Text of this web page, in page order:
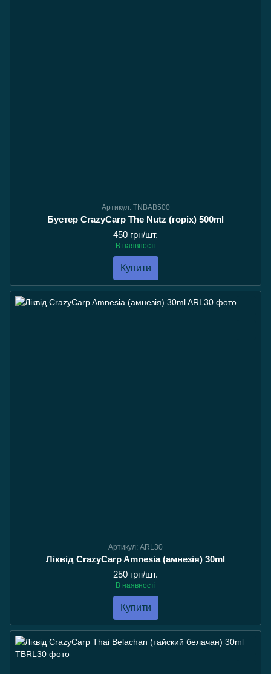
Артикул: TNBAB500
Бустер CrazyCarp The Nutz (горіх) 500ml
450 грн/шт.
В наявності
Купити
Артикул: ARL30
Ліквід CrazyCarp Amnesia (амнезія) 30ml
250 грн/шт.
В наявності
Купити